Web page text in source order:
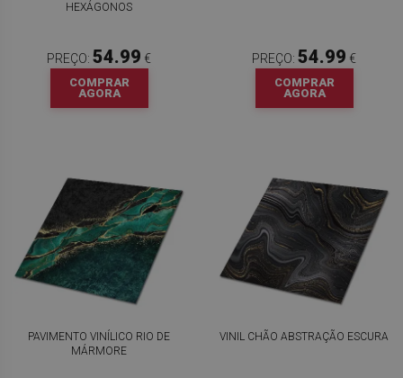
HEXÁGONOS
PREÇO: 54.99 €
COMPRAR
AGORA
PREÇO: 54.99 €
COMPRAR
AGORA
PAVIMENTO VINÍLICO RIO DE
MÁRMORE
VINIL CHÃO ABSTRAÇÃO ESCURA